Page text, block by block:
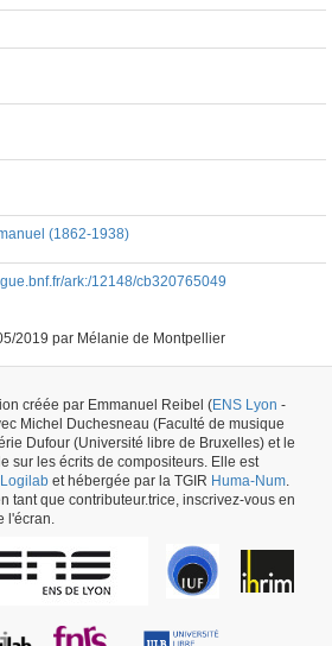
(1862-1938)
ark:/12148/cb320765049
2019 par Mélanie de Montpellier
créée par Emmanuel Reibel (ENS Lyon -
Michel Duchesneau (Faculté de musique
Dufour (Université libre de Bruxelles) et le
sur les écrits de compositeurs. Elle est
Logilab et hébergée par la TGIR Huma-Num
tant que contributeur.trice, inscrivez-vous en
l'écran.